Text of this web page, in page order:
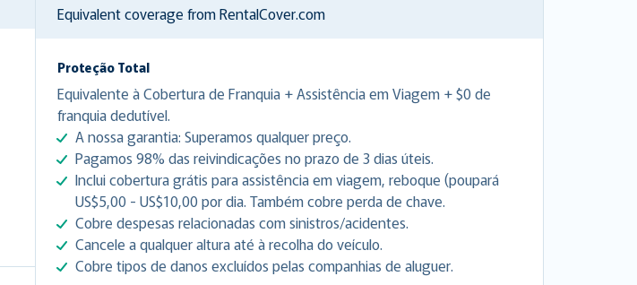
RentalCover
Equivalent coverage from RentalCover.com
Proteção Total
Equivalente à Cobertura de Franquia + Assistência em Viagem + $0 de
franquia dedutível.
A nossa garantia: Superamos qualquer preço.
Pagamos 98% das reivindicações no prazo de 3 dias úteis.
Inclui cobertura grátis para assistência em viagem, reboque (poupará
US$5,00 - US$10,00 por dia. Também cobre perda de chave.
Cobre despesas relacionadas com sinistros/acidentes.
Cancele a qualquer altura até à recolha do veículo.
Cobre tipos de danos excluídos pelas companhias de aluguer.